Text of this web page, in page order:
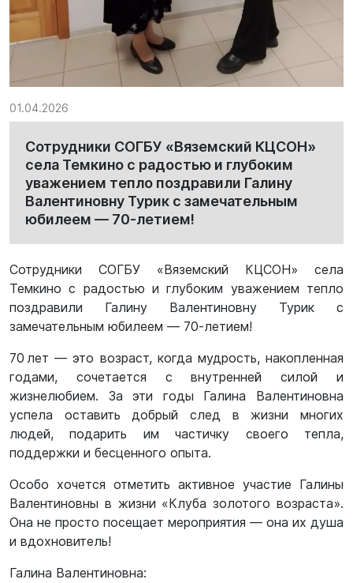
01.04.2026
Сотрудники СОГБУ «Вяземский КЦСОН»
села Темкино с радостью и глубоким
уважением тепло поздравили Галину
Валентиновну Турик с замечательным
юбилеем — 70‑летием!
Сотрудники СОГБУ «Вяземский КЦСОН» села
Темкино с радостью и глубоким уважением тепло
поздравили Галину Валентиновну Турик с
замечательным юбилеем — 70‑летием!
70 лет — это возраст, когда мудрость, накопленная
годами, сочетается с внутренней силой и
жизнелюбием. За эти годы Галина Валентиновна
успела оставить добрый след в жизни многих
людей, подарить им частичку своего тепла,
поддержки и бесценного опыта.
Особо хочется отметить активное участие Галины
Валентиновны в жизни «Клуба золотого возраста».
Она не просто посещает мероприятия — она их душа
и вдохновитель!
Галина Валентиновна: